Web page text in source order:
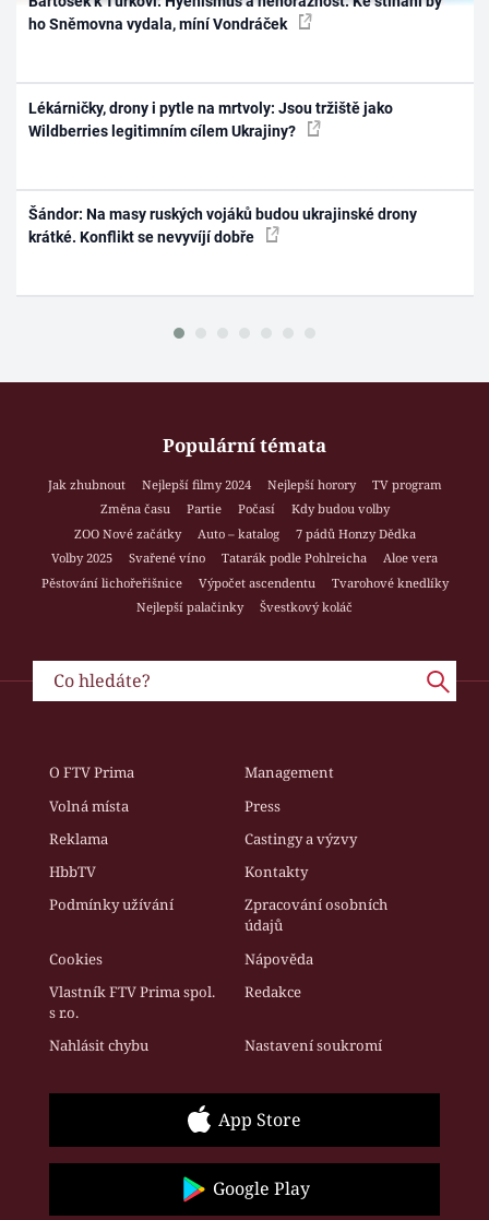
ho Sněmovna vydala, míní Vondráček
Lékárničky, drony i pytle na mrtvoly: Jsou tržiště jako
Wildberries legitimním cílem Ukrajiny?
Šándor: Na masy ruských vojáků budou ukrajinské drony
krátké. Konflikt se nevyvíjí dobře
Populární témata
Jak zhubnout Nejlepší filmy 2024 Nejlepší horory
TV program
Změna času
Partie Počasí
Kdy budou volby
ZOO Nové začátky
Auto – katalog
7 pádů Honzy Dědka
Volby 2025
Svařené víno Tatarák podle Pohlreicha
Aloe vera
Pěstování lichořeřišnice
Výpočet ascendentu
Tvarohové knedlíky
Nejlepší palačinky
Švestkový koláč
O FTV Prima
Management
Volná místa
Press
Reklama
Castingy a výzvy
HbbTV
Kontakty
Podmínky užívání
Zpracování osobních
údajů
Cookies
Nápověda
Vlastník FTV Prima spol.
s r.o.
Redakce
Nahlásit chybu Nastavení soukromí
App Store
Google Play